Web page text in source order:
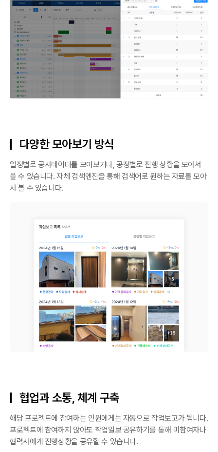
다양한 모아보기 방식
일정별로 공사데이터를 모아보거나, 공정별로 진행 상황을 모아서
볼 수 있습니다. 자체 검색엔진을 통해 검색어로 원하는 자료를 모아
서 볼 수 있습니다.
협업과 소통, 체계 구축
해당 프로젝트에 참여하는 인원에게는 자동으로 작업보고가 됩니다.
프로젝트에 참여하지 않아도 작업일보 공유하기를 통해 미참여자나
협력사에게 진행상황을 공유할 수 있습니다.